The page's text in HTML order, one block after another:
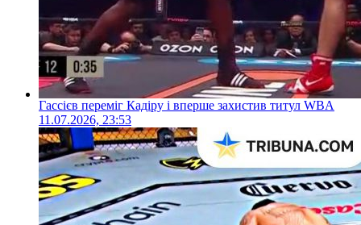
Гассієв переміг Кадіру і вперше захистив титул WBA
11.07.2026, 23:53